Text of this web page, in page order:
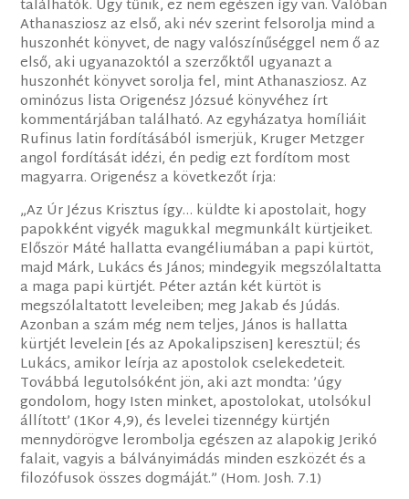
találhatók. Úgy tűnik, ez nem egészen így van. Valóban
Athanasziosz az első, aki név szerint felsorolja mind a
huszonhét könyvet, de nagy valószínűséggel nem ő az
első, aki ugyanazoktól a szerzőktől ugyanazt a
huszonhét könyvet sorolja fel, mint Athanasziosz. Az
ominózus lista Origenész Józsué könyvéhez írt
kommentárjában található. Az egyházatya homíliáit
Rufinus latin fordításából ismerjük, Kruger Metzger
angol fordítását idézi, én pedig ezt fordítom most
magyarra. Origenész a következőt írja:
„Az Úr Jézus Krisztus így… küldte ki apostolait, hogy
papokként vigyék magukkal megmunkált kürtjeiket.
Először Máté hallatta evangéliumában a papi kürtöt,
majd Márk, Lukács és János; mindegyik megszólaltatta
a maga papi kürtjét. Péter aztán két kürtöt is
megszólaltatott leveleiben; meg Jakab és Júdás.
Azonban a szám még nem teljes, János is hallatta
kürtjét levelein [és az Apokalipszisen] keresztül; és
Lukács, amikor leírja az apostolok cselekedeteit.
Továbbá legutolsóként jön, aki azt mondta: ’úgy
gondolom, hogy Isten minket, apostolokat, utolsókul
állított’ (1Kor 4,9), és levelei tizennégy kürtjén
mennydörögve lerombolja egészen az alapokig Jerikó
falait, vagyis a bálványimádás minden eszközét és a
filozófusok összes dogmáját.” (Hom. Josh. 7.1)